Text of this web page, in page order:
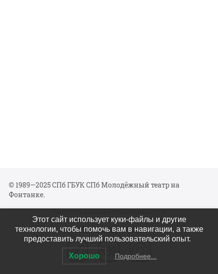
© 1989—2025 СПб ГБУК СПб Молодёжный театр на
Фонтанке.
Политика конфиденциальности
Мы в соцсетях
Этот сайт использует куки-файлы и другие
технологии, чтобы помочь вам в навигации, а также
предоставить лучший пользовательский опыт.
Хорошо Подробнее...